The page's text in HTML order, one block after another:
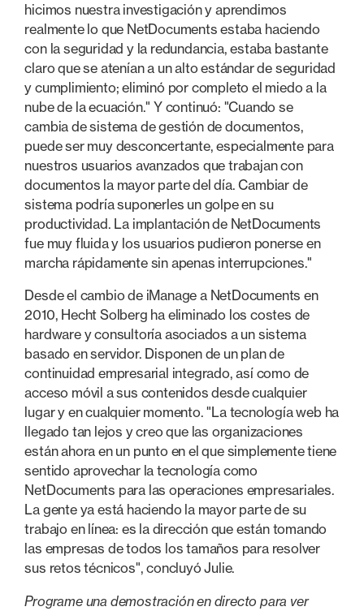
hicimos nuestra investigación y aprendimos
realmente lo que NetDocuments estaba haciendo
con la seguridad y la redundancia, estaba bastante
claro que se atenían a un alto estándar de seguridad
y cumplimiento; eliminó por completo el miedo a la
nube de la ecuación." Y continuó: "Cuando se
cambia de sistema de gestión de documentos,
puede ser muy desconcertante, especialmente para
nuestros usuarios avanzados que trabajan con
documentos la mayor parte del día. Cambiar de
sistema podría suponerles un golpe en su
productividad. La implantación de NetDocuments
fue muy fluida y los usuarios pudieron ponerse en
marcha rápidamente sin apenas interrupciones."
Desde el cambio de iManage a NetDocuments en
2010, Hecht Solberg ha eliminado los costes de
hardware y consultoría asociados a un sistema
basado en servidor. Disponen de un plan de
continuidad empresarial integrado, así como de
acceso móvil a sus contenidos desde cualquier
lugar y en cualquier momento. "La tecnología web ha
llegado tan lejos y creo que las organizaciones
están ahora en un punto en el que simplemente tiene
sentido aprovechar la tecnología como
NetDocuments para las operaciones empresariales.
La gente ya está haciendo la mayor parte de su
trabajo en línea: es la dirección que están tomando
las empresas de todos los tamaños para resolver
sus retos técnicos", concluyó Julie.
Programe una demostración en directo para ver